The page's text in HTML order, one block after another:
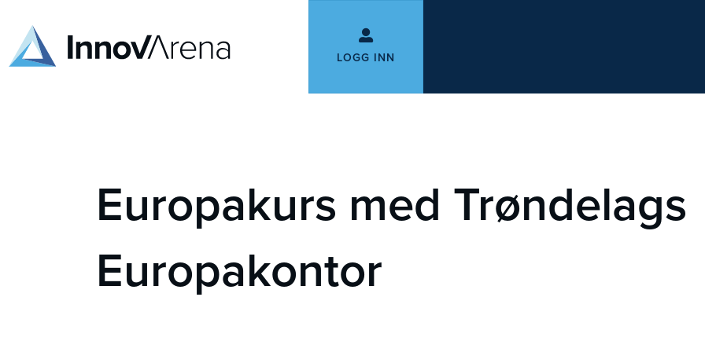
LOGG INN
Europakurs med Trøndelags
Europakontor